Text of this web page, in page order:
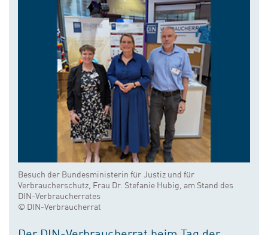
Besuch der Bundesministerin für Justiz und für
Verbraucherschutz, Frau Dr. Stefanie Hubig, am Stand des
DIN-Verbraucherrates
© DIN-Verbraucherrat